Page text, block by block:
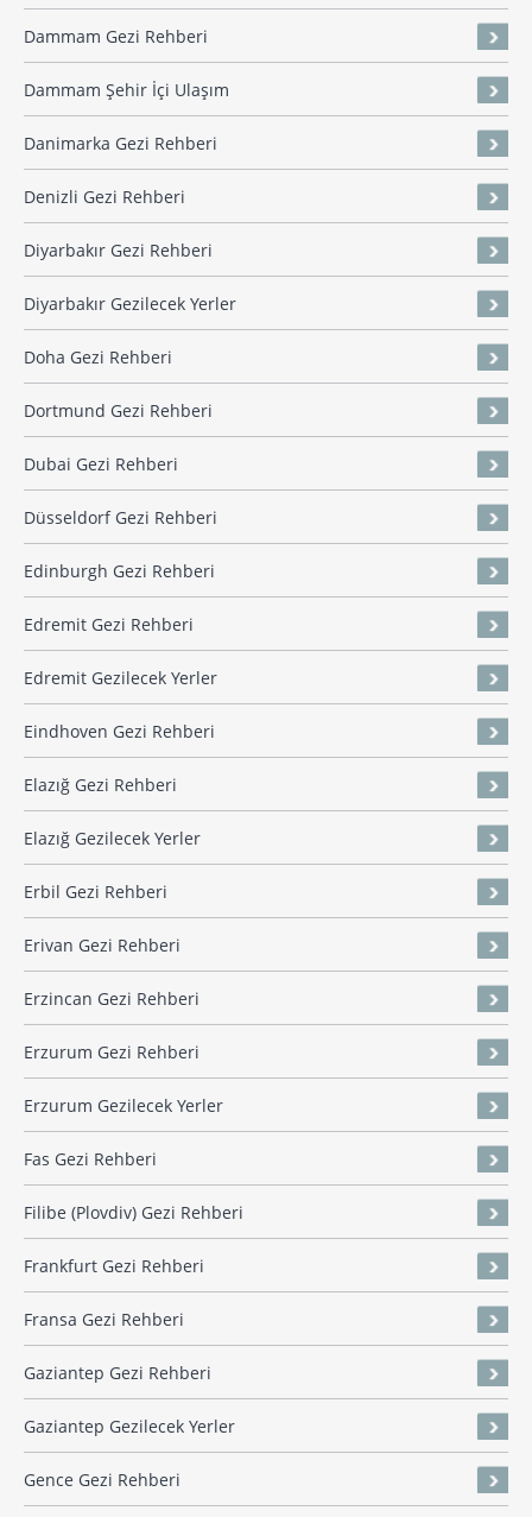
Dammam Gezi Rehberi
Dammam Şehir İçi Ulaşım
Danimarka Gezi Rehberi
Denizli Gezi Rehberi
Diyarbakır Gezi Rehberi
Diyarbakır Gezilecek Yerler
Doha Gezi Rehberi
Dortmund Gezi Rehberi
Dubai Gezi Rehberi
Düsseldorf Gezi Rehberi
Edinburgh Gezi Rehberi
Edremit Gezi Rehberi
Edremit Gezilecek Yerler
Eindhoven Gezi Rehberi
Elazığ Gezi Rehberi
Elazığ Gezilecek Yerler
Erbil Gezi Rehberi
Erivan Gezi Rehberi
Erzincan Gezi Rehberi
Erzurum Gezi Rehberi
Erzurum Gezilecek Yerler
Fas Gezi Rehberi
Filibe (Plovdiv) Gezi Rehberi
Frankfurt Gezi Rehberi
Fransa Gezi Rehberi
Gaziantep Gezi Rehberi
Gaziantep Gezilecek Yerler
Gence Gezi Rehberi